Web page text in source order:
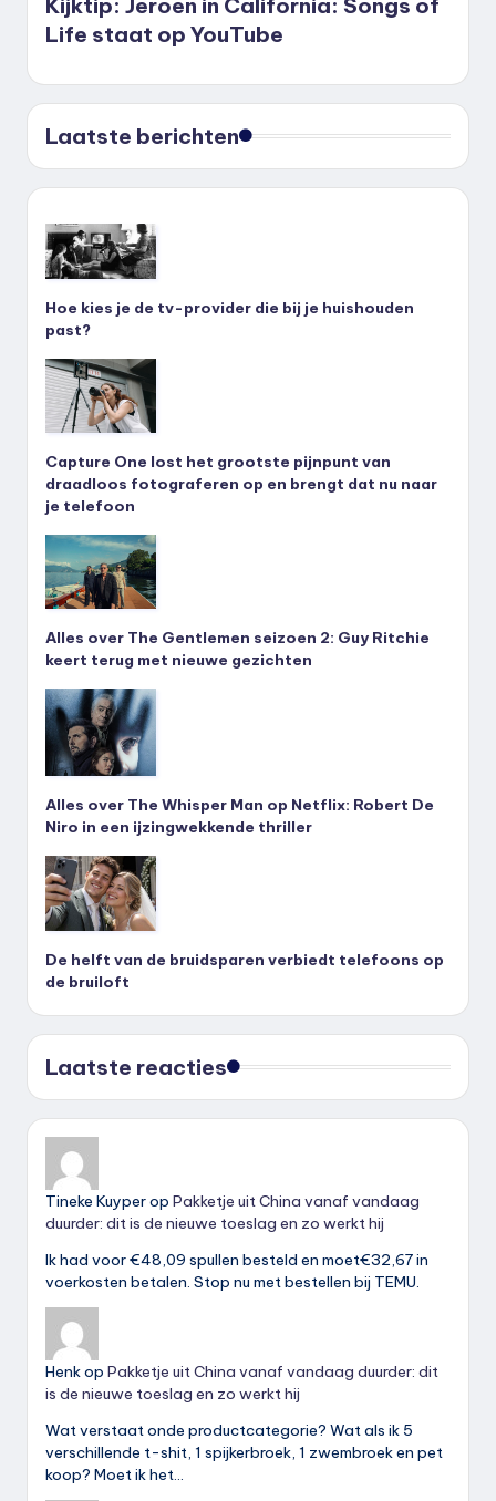
Kijktip: Jeroen in California: Songs of
Life staat op YouTube
Laatste berichten
Hoe kies je de tv-provider die bij je huishouden
past?
Capture One lost het grootste pijnpunt van
draadloos fotograferen op en brengt dat nu naar
je telefoon
Alles over The Gentlemen seizoen 2: Guy Ritchie
keert terug met nieuwe gezichten
Alles over The Whisper Man op Netflix: Robert De
Niro in een ijzingwekkende thriller
De helft van de bruidsparen verbiedt telefoons op
de bruiloft
Laatste reacties
Tineke Kuyperop Pakketje uit China vanaf vandaag
duurder: dit is de nieuwe toeslag en zo werkt hij
Ik had voor €48,09 spullen besteld en moet€32,67 in
voerkosten betalen. Stop nu met bestellen bij TEMU.
Henkop Pakketje uit China vanaf vandaag duurder: dit
is de nieuwe toeslag en zo werkt hij
Wat verstaat onde productcategorie? Wat als ik 5
verschillende t-shit, 1 spijkerbroek, 1 zwembroek en pet
koop? Moet ik het…